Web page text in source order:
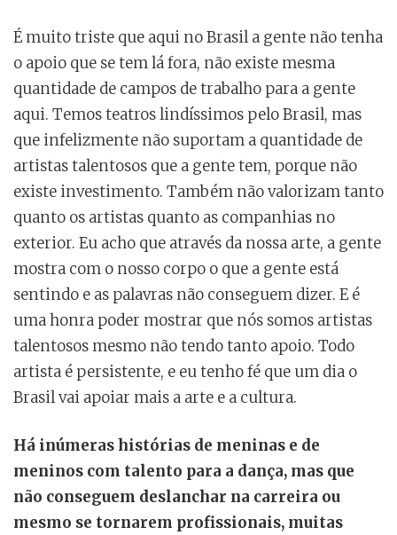
É muito triste que aqui no Brasil a gente não tenha
o apoio que se tem lá fora, não existe mesma
quantidade de campos de trabalho para a gente
aqui. Temos teatros lindíssimos pelo Brasil, mas
que infelizmente não suportam a quantidade de
artistas talentosos que a gente tem, porque não
existe investimento. Também não valorizam tanto
quanto os artistas quanto as companhias no
exterior. Eu acho que através da nossa arte, a gente
mostra com o nosso corpo o que a gente está
sentindo e as palavras não conseguem dizer. E é
uma honra poder mostrar que nós somos artistas
talentosos mesmo não tendo tanto apoio. Todo
artista é persistente, e eu tenho fé que um dia o
Brasil vai apoiar mais a arte e a cultura.
Há inúmeras histórias de meninas e de
meninos com talento para a dança, mas que
não conseguem deslanchar na carreira ou
mesmo se tornarem profissionais, muitas